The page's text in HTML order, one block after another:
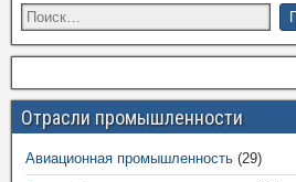
Отрасли промышленности
Авиационная промышленность (29)